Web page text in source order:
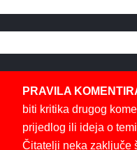
PRAVILA
biti kritika drugog
prijedlog ili ideja o
Čitatelji neka zaključe